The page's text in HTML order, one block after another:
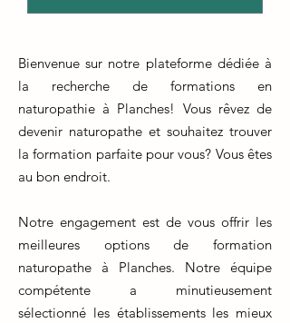
Bienvenue sur notre plateforme dédiée à
la recherche de formations en
naturopathie à Planches! Vous rêvez de
devenir naturopathe et souhaitez trouver
la formation parfaite pour vous? Vous êtes
au bon endroit.
Notre engagement est de vous offrir les
meilleures options de formation
naturopathe à Planches. Notre équipe
compétente a minutieusement
sélectionné les établissements les mieux